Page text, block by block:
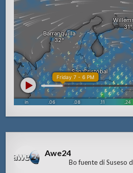
Awe24
Bo fuente di Suseso